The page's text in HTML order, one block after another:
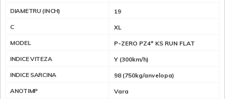
DIAMETRU (INCH) 19
C XL
MODEL P-ZERO PZ4* KS RUN FLAT
INDICE VITEZA Y (300km/h)
INDICE SARCINA 98 (750kg/anvelopa)
ANOTIMP Vara